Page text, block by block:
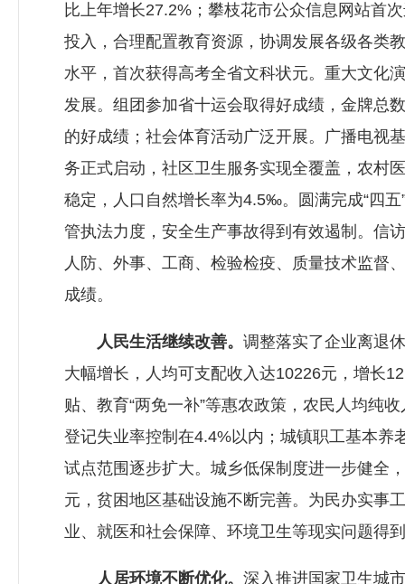
比上年增长27.2%；攀枝花市公众信息网站首
投入，合理配置教育资源，协调发展各级各类
水平，首次获得高考全省文科状元。重大文化
发展。组团参加省十运会取得好成绩，金牌总
的好成绩；社会体育活动广泛开展。广播电视
务正式启动，社区卫生服务实现全覆盖，农村
稳定，人口自然增长率为4.5‰。圆满完成“四
管执法力度，安全生产事故得到有效遏制。信
人防、外事、工商、检验检疫、质量技术监督
成绩。
人民生活继续改善。 调整落实了企业离退
大幅增长，人均可支配收入达10226元，增长
贴、教育“两免一补”等惠农政策，农民人均纯
登记失业率控制在4.4%以内；城镇职工基本
试点范围逐步扩大。城乡低保制度进一步健全
元，贫困地区基础设施不断完善。为民办实事
业、就医和社会保障、环境卫生等现实问题得
人居环境不断优化。 深入推进国家卫生城